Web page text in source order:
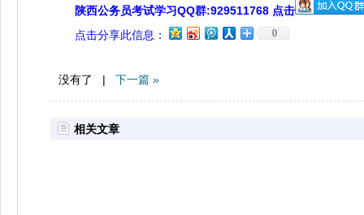
陕西公务员考试学习QQ群:929511768 点击
点击分享此信息：
0
没有了 | 下一篇 »
相关文章